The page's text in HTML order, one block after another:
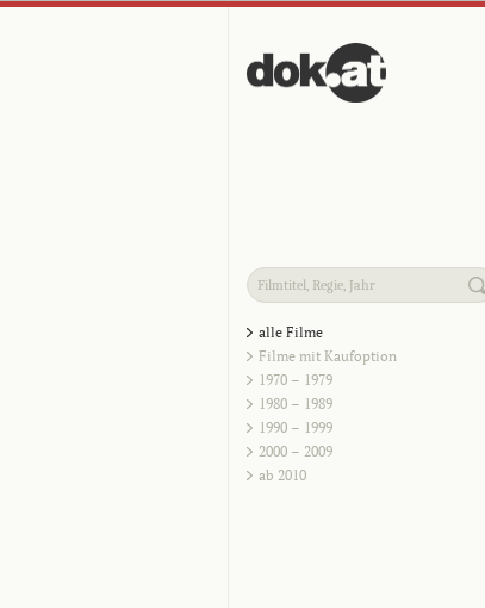
alle Filme
Filme mit Kaufoption
1970 – 1979
1980 – 1989
1990 – 1999
2000 – 2009
ab 2010